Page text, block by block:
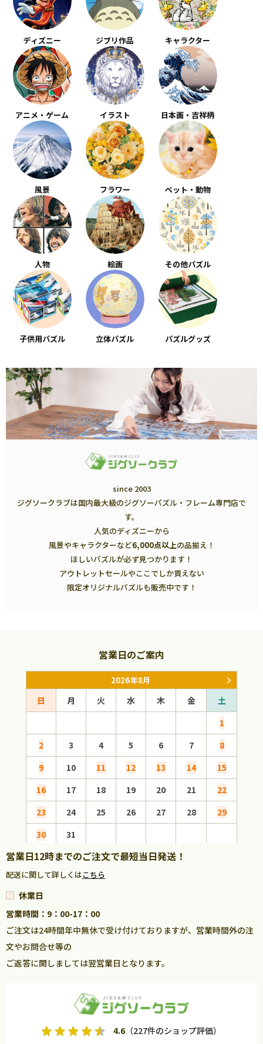
ディズニー ジブリ作品 キャラクター
アニメ・ゲーム イラスト 日本画・吉祥柄
風景 フラワー ペット・動物
人物 絵画 その他パズル
子供用パズル 立体パズル パズルグッズ
since 2003
ジグソークラブは国内最大級のジグソーパズル・フレーム専門店で
す。
人気のディズニーから
風景やキャラクターなど6,000点以上の品揃え！
ほしいパズルが必ず見つかります！
アウトレットセールやここでしか買えない
限定オリジナルパズルも販売中です！
営業日のご案内
2026年8月
日 月 火 水 木 金
土
1
2
3 4 5 6 7
8
9
10 11 12 13 14
15
16
17 18 19 20 21
22
23
24 25 26 27 28
29
30
31
営業日12時までのご注文で最短当日発送！
配送に関して詳しくはこちら
休業日
営業時間：9：00-17：00
ご注文は24時間年中無休で受け付けておりますが、営業時間外の注
文やお問合せ等の
ご返答に関しましては翌営業日となります。
4.6 （227件のショップ評価）